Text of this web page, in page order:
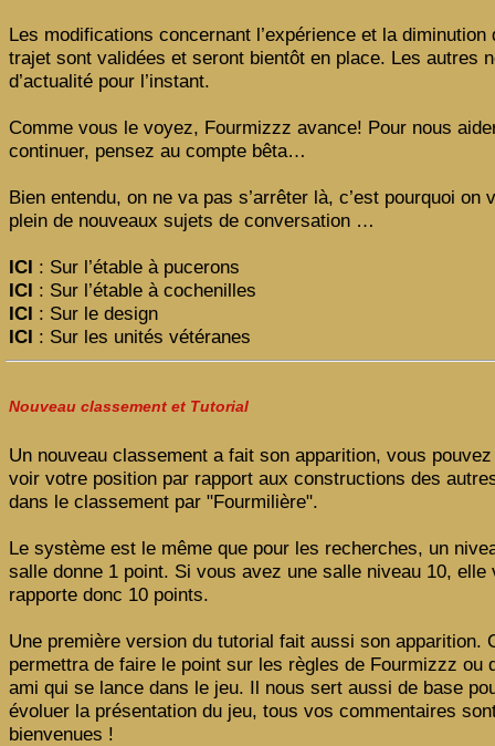
Les modifications concernant l’expérience et la diminution
trajet sont validées et seront bientôt en place. Les autres
d’actualité pour l’instant.
Comme vous le voyez, Fourmizzz avance! Pour nous
continuer, pensez au compte bêta…
Bien entendu, on ne va pas s’arrêter là, c’est pourquoi on
plein de nouveaux sujets de conversation …
ICI : Sur l’étable à pucerons
ICI : Sur l’étable à cochenilles
ICI : Sur le design
ICI : Sur les unités vétéranes
Nouveau classement et Tutorial
Un nouveau classement a fait son apparition, vous
voir votre position par rapport aux constructions des
dans le classement par "Fourmilière".
Le système est le même que pour les recherches, un
salle donne 1 point. Si vous avez une salle niveau 10, elle
rapporte donc 10 points.
Une première version du tutorial fait aussi son apparition.
permettra de faire le point sur les règles de Fourmizzz ou
ami qui se lance dans le jeu. Il nous sert aussi de base
évoluer la présentation du jeu, tous vos commentaires
bienvenues !